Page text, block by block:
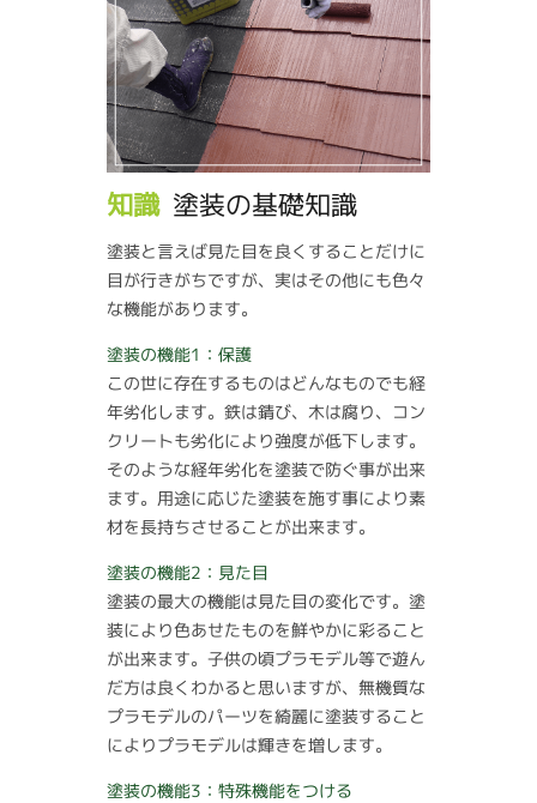
知識 塗装の基礎知識
塗装と言えば見た目を良くすることだけに
目が行きがちですが、実はその他にも色々
な機能があります。
塗装の機能1：保護
この世に存在するものはどんなものでも経
年劣化します。鉄は錆び、木は腐り、コン
クリートも劣化により強度が低下します。
そのような経年劣化を塗装で防ぐ事が出来
ます。用途に応じた塗装を施す事により素
材を長持ちさせることが出来ます。
塗装の機能2：見た目
塗装の最大の機能は見た目の変化です。塗
装により色あせたものを鮮やかに彩ること
が出来ます。子供の頃プラモデル等で遊ん
だ方は良くわかると思いますが、無機質な
プラモデルのパーツを綺麗に塗装すること
によりプラモデルは輝きを増します。
塗装の機能3：特殊機能をつける